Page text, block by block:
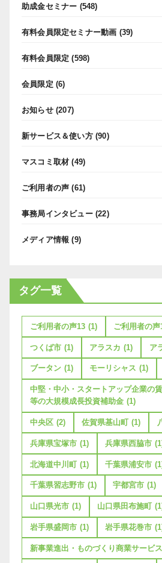
助成金セミナー (548)
有料会員限定セミナー動画 (39)
有料会員限定 (598)
会員限定 (6)
お知らせ(207)
新サービス＆使い方(90)
マスコミ取材 (49)
ご利用者の声 (61)
事務局インタビュー(22)
メディア情報 (9)
タグ一覧
ご利用者の声13 (1) ご利用者の声
つくば市 (1) アラスカ (1) ア
ブータン (1) モーリシャス (1)
中堅・中小・スタートアップ企業の
等の大規模成長投資補助金 (1)
中央区 (2) 佐賀県基山町 (1)
兵庫県宝塚市 (1) 兵庫県西脇市
北海道中川町 (1) 千葉県浦安市
千葉県習志野市 (1) 宇都宮市 (1)
山口県光市 (1) 山口県田布施町
岩手県盛岡市 (1) 岩手県花巻市
新事業進出・ものづくり商業サービ